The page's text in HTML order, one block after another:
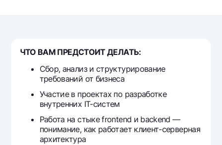
Золотые слитки от НБУ
Серебряный депозит
Зарплатные
Garmin pay
Акции
Мобильное приложение Milliy
Часто задаваемые вопросы
Ищите по сайту
ЧТО ВАМ ПРЕДСТОИТ ДЕЛАТЬ:
Сбор, анализ и структурирование
требований от бизнеса
Участие в проектах по разработке
внутренних IT-систем
Работа на стыке frontend и backend —
понимание, как работает клиент-серверная
архитектура